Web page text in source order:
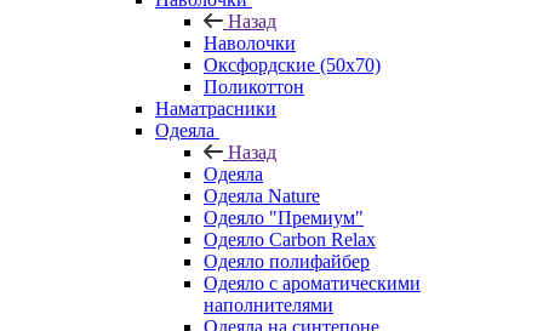
Назад
Наволочки
Оксфордские (50х70)
Поликоттон
Наматрасники
Одеяла
Назад
Одеяла
Одеяла Nature
Одеяло "Премиум"
Одеяло Carbon Relax
Одеяло полифайбер
Одеяло с ароматическими
наполнителями
Одеяла на синтепоне